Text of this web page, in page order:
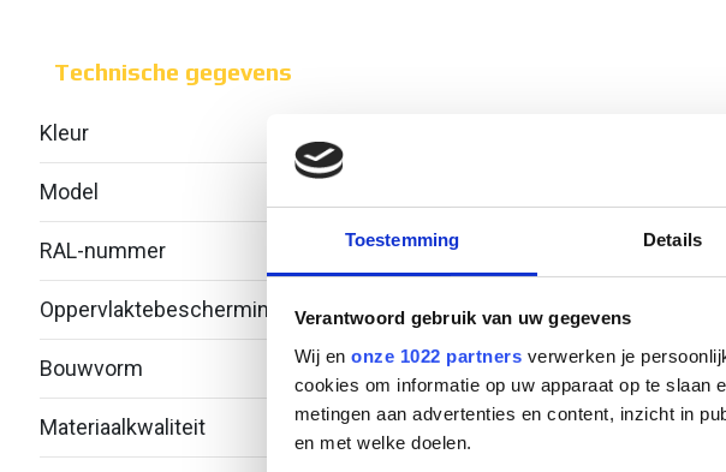
Toestemming Details
Verantwoord gebruik van uw gegevens
Wij en onze 1022 partners verwerken je
cookies om informatie op uw apparaat op te slaan
metingen aan advertenties en content, inzicht in
en met welke doelen.
Technische gegevens
Kleur
Model
RAL-nummer
Oppervlaktebescherming Thermisch verzinkt (Hot-
Bouwvorm T-stuk horizontaal
Materiaalkwaliteit Overig